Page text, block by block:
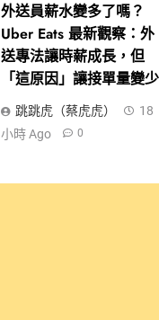
外送員薪水變多了嗎？
Uber Eats 最新觀察：外
送專法讓時薪成長，但
「這原因」讓接單量變少
跳跳虎（蔡虎虎）
18
小時 Ago
0